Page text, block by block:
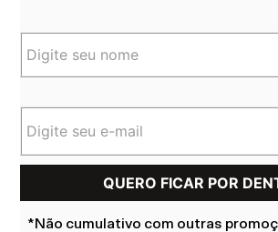
*Não cumulativo com outras